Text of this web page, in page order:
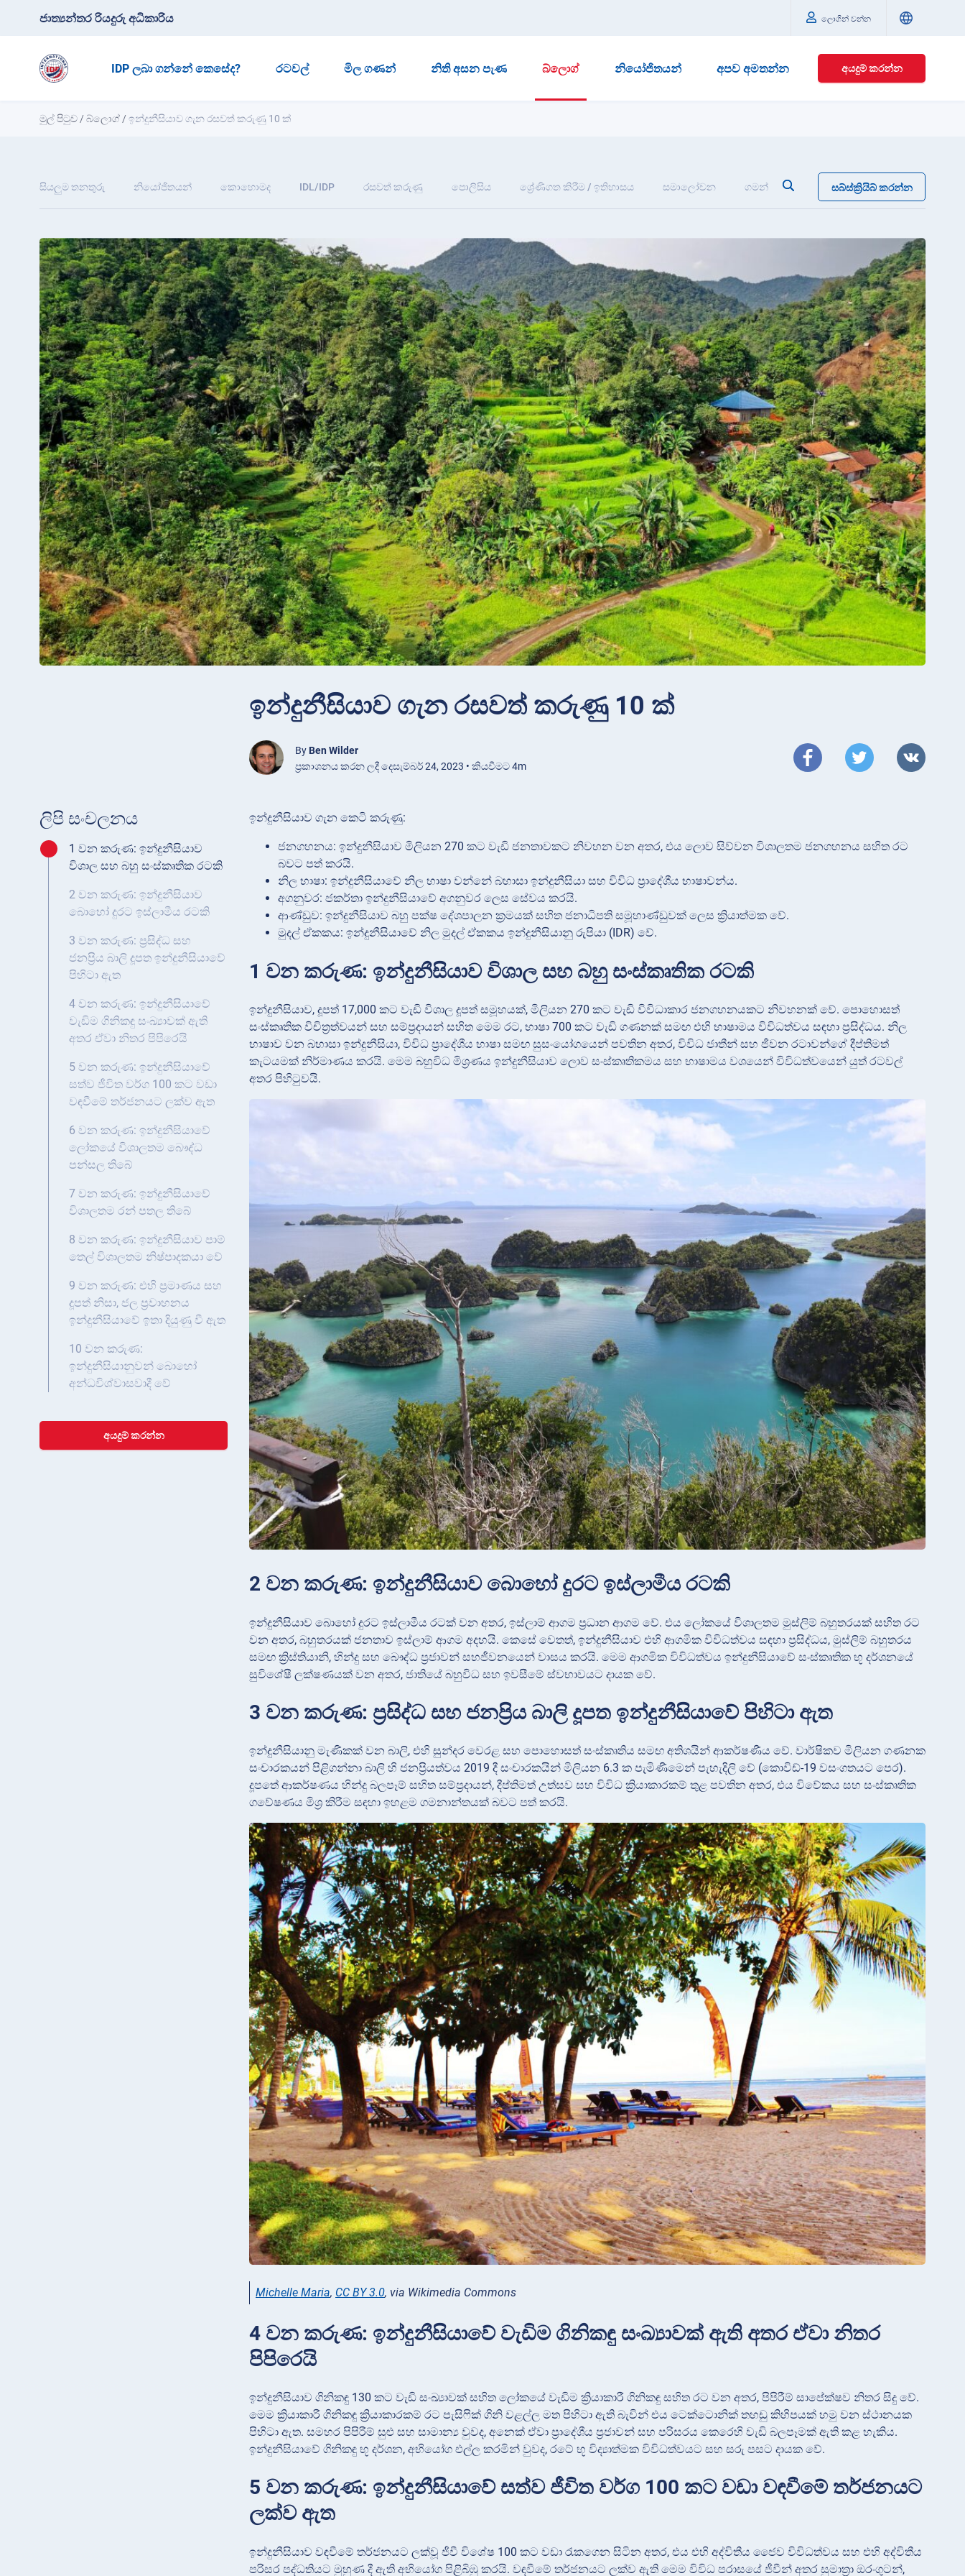
ජාත්‍යන්තර රියදුරු අධිකාරිය ලොගින් වන්න
IDP ලබා ගන්නේ කෙසේද? රටවල් මිල ගණන් නිති අසන පැණ බ්ලොග් නියෝජිතයන් අපව අමතන්න අයදුම් කරන්න
මුල් පිටුව /බ්ලොග් /ඉන්දුනීසියාව ගැන රසවත් කරුණු 10 ක්
සියලුම තනතුරු නියෝජිතයන් කොහොමද IDL/IDP රසවත් කරුණු පොලිසිය ශ්‍රේණිගත කිරීම / ඉතිහාසය සමාලෝචන ගමන් සබ්ස්ක්‍රියිබ් කරන්න
ඉන්දුනීසියාව ගැන රසවත් කරුණු 10 ක්
By Ben Wilder
ප්‍රකාශනය කරන ලදී දෙසැම්බර් 24, 2023 • කියවීමට 4m
ලිපි සංචලනය
1 වන කරුණ: ඉන්දුනීසියාව
විශාල සහ බහු සංස්කෘතික රටකි
2 වන කරුණ: ඉන්දුනීසියාව
බොහෝ දුරට ඉස්ලාමීය රටකි
3 වන කරුණ: ප්‍රසිද්ධ සහ
ජනප්‍රිය බාලි දූපත ඉන්දුනීසියාවේ
පිහිටා ඇත
4 වන කරුණ: ඉන්දුනීසියාවේ
වැඩිම ගිනිකඳු සංඛ්‍යාවක් ඇති
අතර ඒවා නිතර පිපිරෙයි
5 වන කරුණ: ඉන්දුනීසියාවේ
සත්ව ජීවිත වර්ග 100 කට වඩා
වඳවීමේ තර්ජනයට ලක්ව ඇත
6 වන කරුණ: ඉන්දුනීසියාවේ
ලෝකයේ විශාලතම බෞද්ධ
පන්සල තිබේ
7 වන කරුණ: ඉන්දුනීසියාවේ
විශාලතම රන් පතල තිබේ
8 වන කරුණ: ඉන්දුනීසියාව පාම්
තෙල් විශාලතම නිෂ්පාදකයා වේ
9 වන කරුණ: එහි ප්‍රමාණය සහ
දූපත් නිසා, ජල ප්‍රවාහනය
ඉන්දුනීසියාවේ ඉතා දියුණු වී ඇත
10 වන කරුණ:
ඉන්දුනීසියානුවන් බොහෝ
අන්ධවිශ්වාසවාදී වේ
අයදුම් කරන්න
ඉන්දුනීසියාව ගැන කෙටි කරුණු:
ජනගහනය: ඉන්දුනීසියාව මිලියන 270 කට වැඩි ජනතාවකට නිවහන වන අතර, එය ලොව සිව්වන විශාලතම ජනගහනය සහිත රට
බවට පත් කරයි.
නිල භාෂා: ඉන්දුනීසියාවේ නිල භාෂා වන්නේ බහාසා ඉන්දුනීසියා සහ විවිධ ප්‍රාදේශීය භාෂාවන්ය.
අගනුවර: ජකර්තා ඉන්දුනීසියාවේ අගනුවර ලෙස සේවය කරයි.
ආණ්ඩුව: ඉන්දුනීසියාව බහු පක්ෂ දේශපාලන ක්‍රමයක් සහිත ජනාධිපති සමූහාණ්ඩුවක් ලෙස ක්‍රියාත්මක වේ.
මුදල් ඒකකය: ඉන්දුනීසියාවේ නිල මුදල් ඒකකය ඉන්දුනීසියානු රුපියා (IDR) වේ.
1 වන කරුණ: ඉන්දුනීසියාව විශාල සහ බහු සංස්කෘතික රටකි
ඉන්දුනීසියාව, දූපත් 17,000 කට වැඩි විශාල දූපත් සමූහයක්, මිලියන 270 කට වැඩි විවිධාකාර ජනගහනයකට නිවහනක් වේ. පොහොසත්
සංස්කෘතික විචිත්‍රත්වයන් සහ සම්ප්‍රදායන් සහිත මෙම රට, භාෂා 700 කට වැඩි ගණනක් සමඟ එහි භාෂාමය විවිධත්වය සඳහා ප්‍රසිද්ධය. නිල
භාෂාව වන බහාසා ඉන්දුනීසියා, විවිධ ප්‍රාදේශීය භාෂා සමඟ සුසංයෝගයෙන් පවතින අතර, විවිධ ජාතීන් සහ ජීවන රටාවන්ගේ දීප්තිමත්
කැටයමක් නිර්මාණය කරයි. මෙම බහුවිධ මිශ්‍රණය ඉන්දුනීසියාව ලොව සංස්කෘතිකමය සහ භාෂාමය වශයෙන් විවිධත්වයෙන් යුත් රටවල්
අතර පිහිටුවයි.
2 වන කරුණ: ඉන්දුනීසියාව බොහෝ දුරට ඉස්ලාමීය රටකි
ඉන්දුනීසියාව බොහෝ දුරට ඉස්ලාමීය රටක් වන අතර, ඉස්ලාම් ආගම ප්‍රධාන ආගම වේ. එය ලෝකයේ විශාලතම මුස්ලිම් බහුතරයක් සහිත රට
වන අතර, බහුතරයක් ජනතාව ඉස්ලාම් ආගම අදහයි. කෙසේ වෙතත්, ඉන්දුනීසියාව එහි ආගමික විවිධත්වය සඳහා ප්‍රසිද්ධය, මුස්ලිම් බහුතරය
සමඟ ක්‍රිස්තියානි, හින්දු සහ බෞද්ධ ප්‍රජාවන් සහජීවනයෙන් වාසය කරයි. මෙම ආගමික විවිධත්වය ඉන්දුනීසියාවේ සංස්කෘතික භූ දර්ශනයේ
සුවිශේෂී ලක්ෂණයක් වන අතර, ජාතියේ බහුවිධ සහ ඉවසීමේ ස්වභාවයට දායක වේ.
3 වන කරුණ: ප්‍රසිද්ධ සහ ජනප්‍රිය බාලි දූපත ඉන්දුනීසියාවේ පිහිටා ඇත
ඉන්දුනීසියානු මැණිකක් වන බාලි, එහි සුන්දර වෙරළ සහ පොහොසත් සංස්කෘතිය සමඟ අතිශයින් ආකර්ෂණීය වේ. වාර්ෂිකව මිලියන ගණනක
සංචාරකයන් පිළිගන්නා බාලි හි ජනප්‍රියත්වය 2019 දී සංචාරකයින් මිලියන 6.3 ක පැමිණීමෙන් පැහැදිලි වේ (කොවිඩ්-19 වසංගතයට පෙර).
දූපතේ ආකර්ෂණය හින්දු බලපෑම් සහිත සම්ප්‍රදායන්, දීප්තිමත් උත්සව සහ විවිධ ක්‍රියාකාරකම් තුළ පවතින අතර, එය විවේකය සහ සංස්කෘතික
ගවේෂණය මිශ්‍ර කිරීම සඳහා ඉහළම ගමනාන්තයක් බවට පත් කරයි.
Michelle Maria, CC BY 3.0, via Wikimedia Commons
4 වන කරුණ: ඉන්දුනීසියාවේ වැඩිම ගිනිකඳු සංඛ්‍යාවක් ඇති අතර ඒවා නිතර
පිපිරෙයි
ඉන්දුනීසියාව ගිනිකඳු 130 කට වැඩි සංඛ්‍යාවක් සහිත ලෝකයේ වැඩිම ක්‍රියාකාරී ගිනිකඳු සහිත රට වන අතර, පිපිරීම් සාපේක්ෂව නිතර සිදු වේ.
මෙම ක්‍රියාකාරී ගිනිකඳු ක්‍රියාකාරකම් රට පැසිෆික් ගිනි වළල්ල මත පිහිටා ඇති බැවින් එය ටෙක්ටොනික් තහඩු කිහිපයක් හමු වන ස්ථානයක
පිහිටා ඇත. සමහර පිපිරීම් සුළු සහ සාමාන්‍ය වුවද, අනෙක් ඒවා ප්‍රාදේශීය ප්‍රජාවන් සහ පරිසරය කෙරෙහි වැඩි බලපෑමක් ඇති කළ හැකිය.
ඉන්දුනීසියාවේ ගිනිකඳු භූ දර්ශන, අභියෝග එල්ල කරමින් වුවද, රටේ භූ විද්‍යාත්මක විවිධත්වයට සහ සරු පසට දායක වේ.
5 වන කරුණ: ඉන්දුනීසියාවේ සත්ව ජීවිත වර්ග 100 කට වඩා වඳවීමේ තර්ජනයට
ලක්ව ඇත
ඉන්දුනීසියාව වඳවීමේ තර්ජනයට ලක්වූ ජීවී විශේෂ 100 කට වඩා රැකගෙන සිටින අතර, එය එහි අද්විතීය ජෛව විවිධත්වය සහ එහි අද්විතීය
පරිසර පද්ධතියට මුහුණ දී ඇති අභියෝග පිළිබිඹු කරයි. වඳවීමේ තර්ජනයට ලක්ව ඇති මෙම විවිධ පරාසයේ ජීවීන් අතර සුමාත්‍රා ඔරංගුටන්,